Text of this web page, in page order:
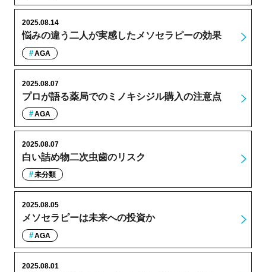
悩みの違う二人が実感したメソセラピーの効果
2025.08.14
AGA
プロが語る薬局でのミノキシジル購入の注意点
2025.08.07
AGA
白い詰め物二次虫歯のリスク
2025.08.07
未分類
メソセラピーは未来への投資か
2025.08.05
AGA
2025.08.01